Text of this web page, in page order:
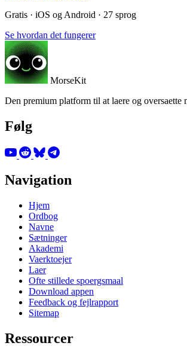
Gratis · iOS og Android · 27 sprog
Se hvordan det fungerer
MorseKit
Den premium platform til at laere og oversaette
Følg
Navigation
Hjem
Ordbog
Navne
Sætninger
Akademi
Vaerktoejer
Laer
Ofte stillede spoergsmaal
Download appen
Feedback og fejlrapport
Sitemap
Ressourcer